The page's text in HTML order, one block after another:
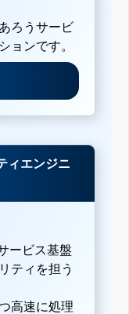
ろうサービ
ョンです。
ィエンジニ
ービス基盤
ティを担う
高速に処理